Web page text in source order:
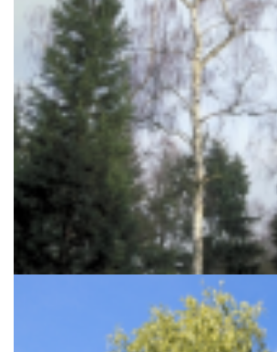
Ruwe berk
Betula pendula 'Tristis'